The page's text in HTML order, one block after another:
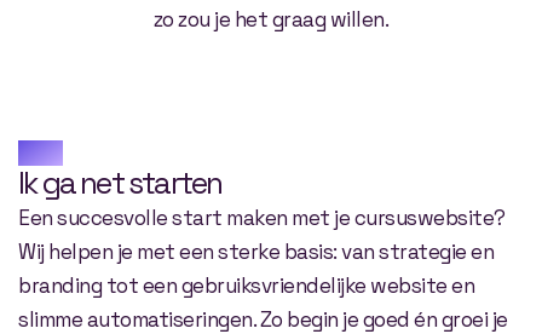
zo zou je het graag willen.
Fase 1
Ik ga net starten
Een succesvolle start maken met je cursuswebsite?
Wij helpen je met een sterke basis: van strategie en
branding tot een gebruiksvriendelijke website en
slimme automatiseringen. Zo begin je goed én groei je